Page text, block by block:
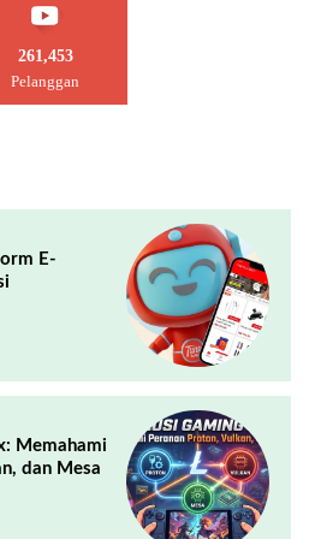
261,453
Pelanggan
E-
Memahami
dan Mesa